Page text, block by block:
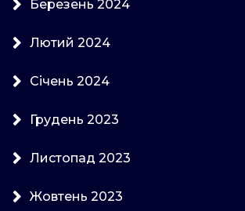
Березень 2024
Лютий 2024
Січень 2024
Грудень 2023
Листопад 2023
Жовтень 2023